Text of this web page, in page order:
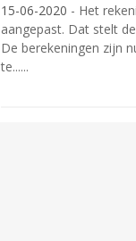
15-06-2020 - Het
aangepast. Dat stelt
De berekeningen zijn
te...